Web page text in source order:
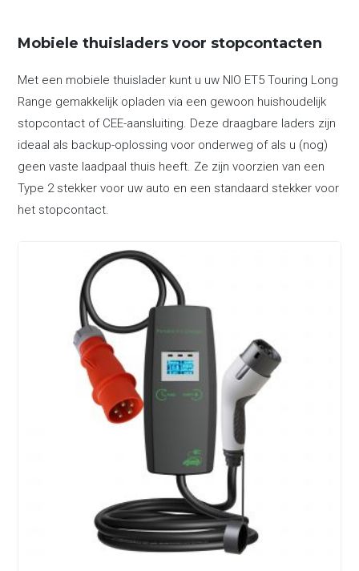
Mobiele thuisladers voor stopcontacten
Met een mobiele thuislader kunt u uw NIO ET5 Touring Long
Range gemakkelijk opladen via een gewoon huishoudelijk
stopcontact of CEE-aansluiting. Deze draagbare laders zijn
ideaal als backup-oplossing voor onderweg of als u (nog)
geen vaste laadpaal thuis heeft. Ze zijn voorzien van een
Type 2 stekker voor uw auto en een standaard stekker voor
het stopcontact.